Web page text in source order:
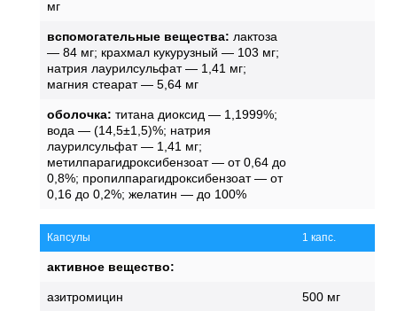
мг
вспомогательные вещества: лактоза
— 84 мг; крахмал кукурузный — 103 мг;
натрия лаурилсульфат — 1,41 мг;
магния стеарат — 5,64 мг
оболочка: титана диоксид — 1,1999%;
вода — (14,5±1,5)%; натрия
лаурилсульфат — 1,41 мг;
метилпарагидроксибензоат — от 0,64 до
0,8%; пропилпарагидроксибензоат — от
0,16 до 0,2%; желатин — до 100%
Капсулы 1 капс.
активное вещество:
азитромицин 500 мг